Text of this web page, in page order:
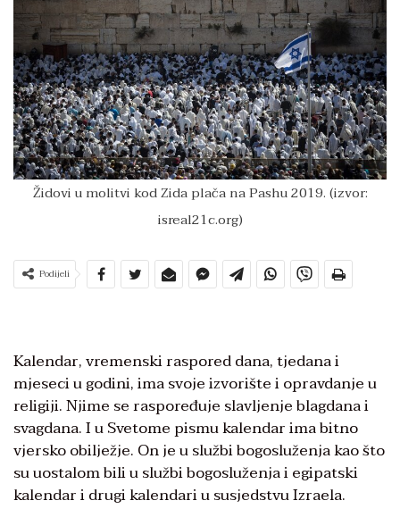
Židovi u molitvi kod Zida plača na Pashu 2019. (izvor:
isreal21c.org)
Podijeli
Kalendar, vremenski raspored dana, tjedana i
mjeseci u godini, ima svoje izvorište i opravdanje u
religiji. Njime se raspoređuje slavljenje blagdana i
svagdana. I u Svetome pismu kalendar ima bitno
vjersko obilježje. On je u službi bogosluženja kao što
su uostalom bili u službi bogosluženja i egipatski
kalendar i drugi kalendari u susjedstvu Izraela.